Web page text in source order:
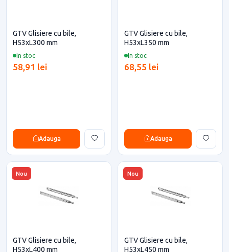
In stoc
GTV Glisiere cu bile,
H53xL300 mm
58,91 lei
Adauga
In stoc
GTV Glisiere cu bile,
H53xL350 mm
68,55 lei
Adauga
Nou
GTV Glisiere cu bile,
H53xL400 mm
Nou
GTV Glisiere cu bile,
H53xL450 mm